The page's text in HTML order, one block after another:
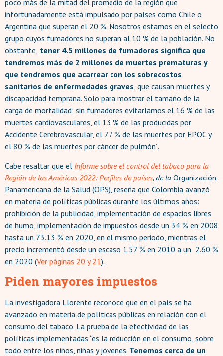
poco más de la mitad del promedio de la región que
infortunadamente está impulsado por países como Chile o
Argentina que superan el 20 %. Nosotros estamos en el selecto
grupo cuyos fumadores no superan al 10 % de la población. No
obstante, tener 4.5 millones de fumadores significa que
tendremos más de 2 millones de muertes prematuras y
que tendremos que acarrear con los sobrecostos
sanitarios de enfermedades graves, que causan muertes y
discapacidad temprana. Solo para mostrar el tamaño de la
carga de mortalidad: sin fumadores evitaríamos el 16 % de las
muertes cardiovasculares, el 13 % de las producidas por
Accidente Cerebrovascular, el 77 % de las muertes por EPOC y
el 80 % de las muertes por cáncer de pulmón”.
Cabe resaltar que el Informe sobre el control del tabaco para la
Región de las Américas 2022: Perfiles de países, de la Organización
Panamericana de la Salud (OPS), reseña que Colombia avanzó
en materia de políticas públicas durante los últimos años:
prohibición de la publicidad, implementación de espacios libres
de humo, implementación de impuestos desde un 34 % en 2008
hasta un 73.13 % en 2020, en el mismo periodo, mientras el
precio incrementó desde un escaso 1.57 % en 2010 a un 2.60 %
en 2020 (Ver páginas 20 y 21).
Piden mayores impuestos
La investigadora Llorente reconoce que en el país se ha
avanzado en materia de políticas públicas en relación con el
consumo del tabaco. La prueba de la efectividad de las
políticas implementadas “es la reducción en el consumo, sobre
todo entre los niños, niñas y jóvenes. Tenemos cerca de un